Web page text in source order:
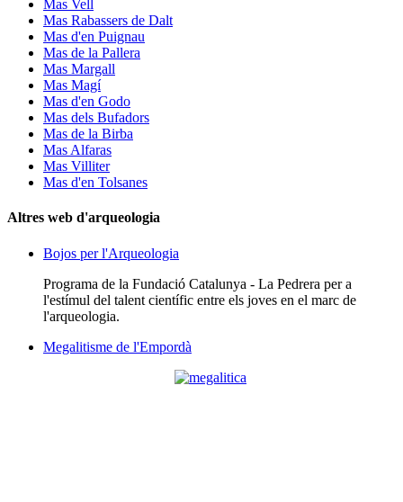
Mas Vell
Mas Rabassers de Dalt
Mas d'en Puignau
Mas de la Pallera
Mas Margall
Mas Magí
Mas d'en Godo
Mas dels Bufadors
Mas de la Birba
Mas Alfaras
Mas Villiter
Mas d'en Tolsanes
Altres web d'arqueologia
Bojos per l'Arqueologia
Programa de la Fundació Catalunya - La Pedrera per a
l'estímul del talent científic entre els joves en el marc de
l'arqueologia.
Megalitisme de l'Empordà